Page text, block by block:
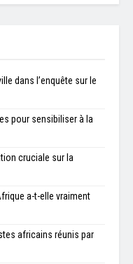
dans l’enquête sur le
pour sensibiliser à la
cruciale sur la
a-t-elle vraiment
africains réunis par